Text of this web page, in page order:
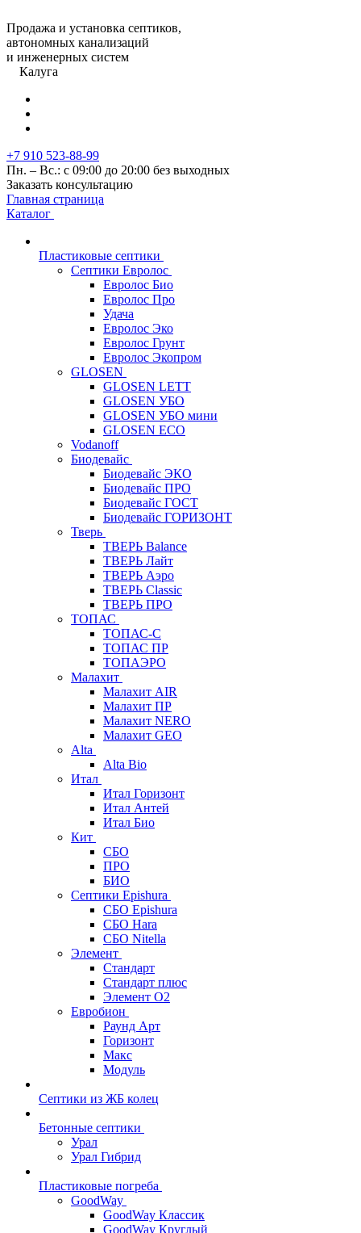
Продажа и установка септиков,
автономных канализаций
и инженерных систем
Калуга
+7 910 523-88-99
Пн. – Вс.: с 09:00 до 20:00 без выходных
Заказать консультацию
Главная страница
Каталог
Пластиковые септики
Септики Евролос
Евролос Био
Евролос Про
Удача
Евролос Эко
Евролос Грунт
Евролос Экопром
GLOSEN
GLOSEN LETT
GLOSEN УБО
GLOSEN УБО мини
GLOSEN ECO
Vodanoff
Биодевайс
Биодевайс ЭКО
Биодевайс ПРО
Биодевайс ГОСТ
Биодевайс ГОРИЗОНТ
Тверь
ТВЕРЬ Balance
ТВЕРЬ Лайт
ТВЕРЬ Аэро
ТВЕРЬ Classic
ТВЕРЬ ПРО
ТОПАС
ТОПАС-С
ТОПАС ПР
ТОПАЭРО
Малахит
Малахит AIR
Малахит ПР
Малахит NERO
Малахит GEO
Alta
Alta Bio
Итал
Итал Горизонт
Итал Антей
Итал Био
Кит
СБО
ПРО
БИО
Септики Epishura
СБО Epishura
СБО Hara
СБО Nitella
Элемент
Стандарт
Стандарт плюс
Элемент О2
Евробион
Раунд Арт
Горизонт
Макс
Модуль
Септики из ЖБ колец
Бетонные септики
Урал
Урал Гибрид
Пластиковые погреба
GoodWay
GoodWay Классик
GoodWay Круглый